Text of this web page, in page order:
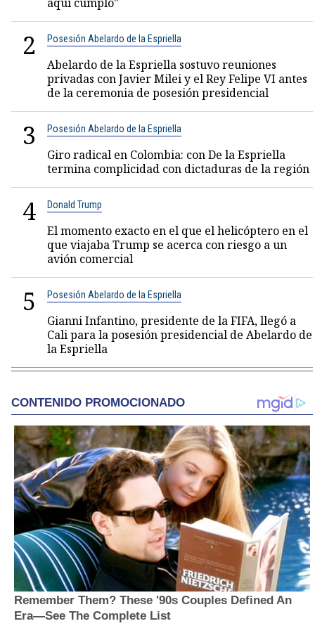
2 Posesión Abelardo de la Espriella
Abelardo de la Espriella sostuvo reuniones
privadas con Javier Milei y el Rey Felipe VI antes
de la ceremonia de posesión presidencial
3 Posesión Abelardo de la Espriella
Giro radical en Colombia: con De la Espriella
termina complicidad con dictaduras de la región
4 Donald Trump
El momento exacto en el que el helicóptero en el
que viajaba Trump se acerca con riesgo a un
avión comercial
5 Posesión Abelardo de la Espriella
Gianni Infantino, presidente de la FIFA, llegó a
Cali para la posesión presidencial de Abelardo de
la Espriella